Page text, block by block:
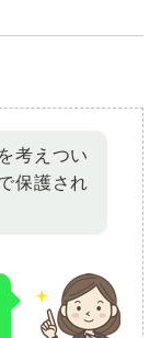
考えつい
保護され